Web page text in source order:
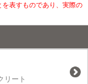
表すものであり、実際の
リート